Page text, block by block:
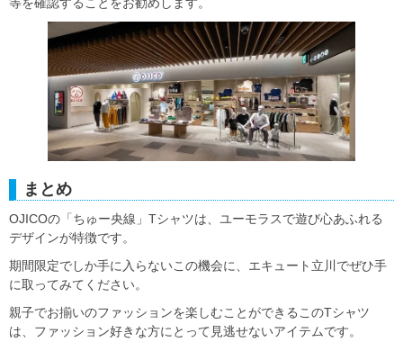
まとめ
OJICOの「ちゅー央線」Tシャツは、ユーモラスで遊び心あふれる
デザインが特徴です。
期間限定でしか手に入らないこの機会に、エキュート立川でぜひ手
に取ってみてください。
親子でお揃いのファッションを楽しむことができるこのTシャツ
は、ファッション好きな方にとって見逃せないアイテムです。